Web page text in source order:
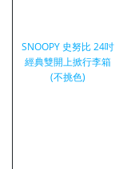
SNOOPY 史努比 24吋
經典雙開上掀行李箱
(不挑色)